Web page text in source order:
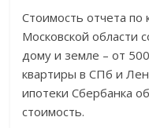
Стоимость отчета по
Московской области
дому и земле – от
квартиры в СПб и
ипотеки Сбербанка
стоимость.